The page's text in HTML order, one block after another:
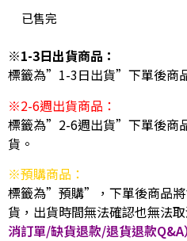
已售完
※1-3日出貨商品：
標籤為”1-3日出貨”下單後商
※2-6週出貨商品：
標籤為”2-6週出貨”下單後商
貨。
※預購商品：
標籤為”預購”，下單後商品將
貨，出貨時間無法確認也無法取
消訂單/缺貨退款/退貨退款Q&A）